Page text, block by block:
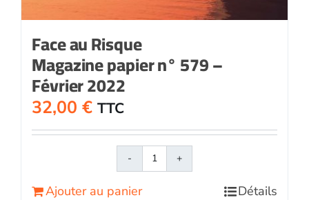
Face au Risque
Magazine papier n° 579 –
Février 2022
32,00 € TTC
quantité
Ajouter au panier Détails